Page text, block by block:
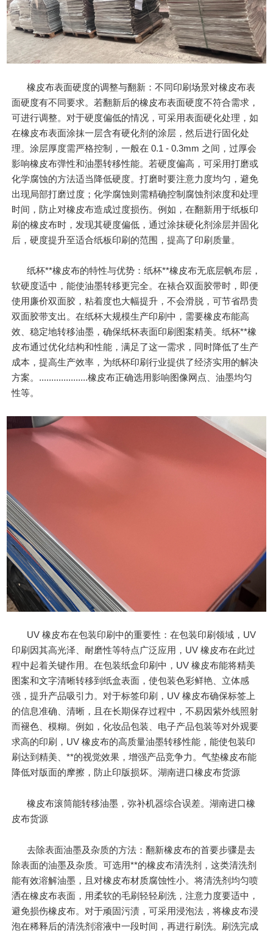
橡皮布表面硬度的调整与翻新：不同印刷场景对橡皮布表
面硬度有不同要求。若翻新后的橡皮布表面硬度不符合需求，
可进行调整。对于硬度偏低的情况，可采用表面硬化处理，如
在橡皮布表面涂抹一层含有硬化剂的涂层，然后进行固化处
理。涂层厚度需严格控制，一般在 0.1 - 0.3mm 之间，过厚会
影响橡皮布弹性和油墨转移性能。若硬度偏高，可采用打磨或
化学腐蚀的方法适当降低硬度。打磨时要注意力度均匀，避免
出现局部打磨过度；化学腐蚀则需精确控制腐蚀剂浓度和处理
时间，防止对橡皮布造成过度损伤。例如，在翻新用于纸板印
刷的橡皮布时，发现其硬度偏低，通过涂抹硬化剂涂层并固化
后，硬度提升至适合纸板印刷的范围，提高了印刷质量。
纸杯**橡皮布的特性与优势：纸杯**橡皮布无底层帆布层，
软硬度适中，能使油墨转移更完全。在裱合双面胶带时，即便
使用廉价双面胶，粘着度也大幅提升，不会滑脱，可节省昂贵
双面胶带支出。在纸杯大规模生产印刷中，需要橡皮布能高
效、稳定地转移油墨，确保纸杯表面印刷图案精美。纸杯**橡
皮布通过优化结构和性能，满足了这一需求，同时降低了生产
成本，提高生产效率，为纸杯印刷行业提供了经济实用的解决
方案。....................橡皮布正确选用影响图像网点、油墨均匀
性等。
UV 橡皮布在包装印刷中的重要性：在包装印刷领域，UV
印刷因其高光泽、耐磨性等特点广泛应用，UV 橡皮布在此过
程中起着关键作用。在包装纸盒印刷中，UV 橡皮布能将精美
图案和文字清晰转移到纸盒表面，使包装色彩鲜艳、立体感
强，提升产品吸引力。对于标签印刷，UV 橡皮布确保标签上
的信息准确、清晰，且在长期保存过程中，不易因紫外线照射
而褪色、模糊。例如，化妆品包装、电子产品包装等对外观要
求高的印刷，UV 橡皮布的高质量油墨转移性能，能使包装印
刷达到精美、**的视觉效果，增强产品竞争力。气垫橡皮布能
降低对版面的摩擦，防止印版损坏。湖南进口橡皮布货源
橡皮布滚筒能转移油墨，弥补机器综合误差。湖南进口橡
皮布货源
去除表面油墨及杂质的方法：翻新橡皮布的首要步骤是去
除表面的油墨及杂质。可选用**的橡皮布清洗剂，这类清洗剂
能有效溶解油墨，且对橡皮布材质腐蚀性小。将清洗剂均匀喷
洒在橡皮布表面，用柔软的毛刷轻轻刷洗，注意力度要适中，
避免损伤橡皮布。对于顽固污渍，可采用浸泡法，将橡皮布浸
泡在稀释后的清洗剂溶液中一段时间，再进行刷洗。刷洗完成